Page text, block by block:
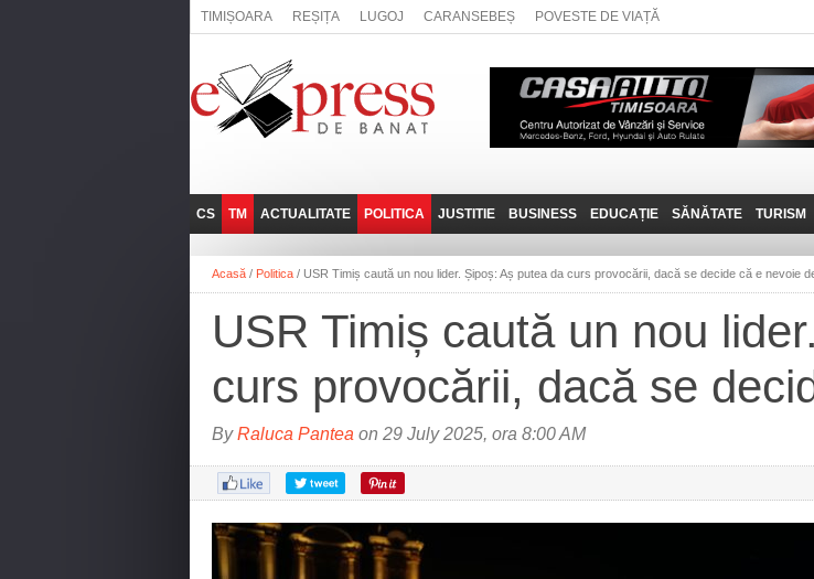
TIMIȘOARA REȘIȚA LUGOJ CARANSEBEȘ POVESTE DE VIAȚĂ
CS
REȘIȚA
CARANSEBEȘ
ANINA
BOCŞA
MOLDOVA NOUĂ
ORAVIȚA
OȚELU ROŞU
TM
LUGOJ
TIMIȘOARA
ACTUALITATE
ADMINISTRATIE
NAȚIONAL
SOCIAL
POLITICA
EXPRESSLIVE
INTERVIURILE
JUSTITIE BUSINESS
JOB-URI
TEHNIT
EDUCAȚIE SĂNĂTATE TURISM
PRIN
Acasă / Politica / USR Timiș caută un nou lider. Șipoș: Aș putea da curs provocării, dacă se decide că e nevoie
USR Timiș caută un nou
curs provocării, dacă se
ByRaluca Pantea on 29 July 2025, ora 8:00 AM